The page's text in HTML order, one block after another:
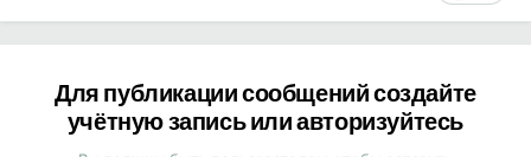
Для публикации сообщений создайте
учётную запись или авторизуйтесь